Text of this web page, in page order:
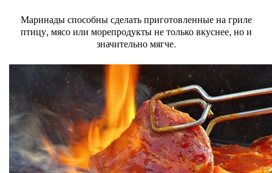
Маринады способны сделать приготовленные на гриле
птицу, мясо или морепродукты не только вкуснее, но и
значительно мягче.